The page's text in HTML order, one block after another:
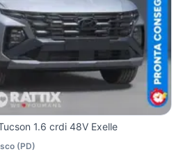
1.6 crdi 48V Exelle
(PD)